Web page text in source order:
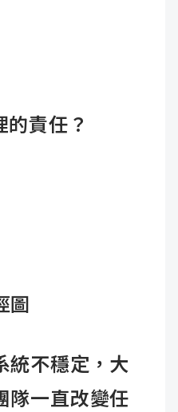
的責任？
圖
統不穩定，大
隊一直改變任